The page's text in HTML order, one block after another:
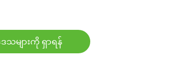
သများကို ရှာရန်